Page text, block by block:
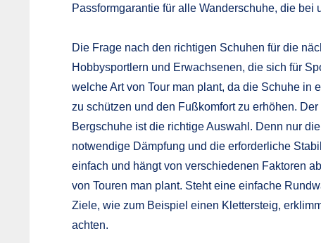
Passformgarantie für alle Wanderschuhe, die bei
Die Frage nach den richtigen Schuhen für die
Hobbysportlern und Erwachsenen, die sich für
welche Art von Tour man plant, da die Schuhe in
zu schützen und den Fußkomfort zu erhöhen.
Bergschuhe ist die richtige Auswahl. Denn nur
notwendige Dämpfung und die erforderliche
einfach und hängt von verschiedenen Faktoren
von Touren man plant. Steht eine einfache
Ziele, wie zum Beispiel einen Klettersteig,
achten.